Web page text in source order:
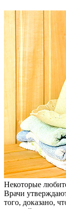
Некоторые
Врачи
того, доказано,